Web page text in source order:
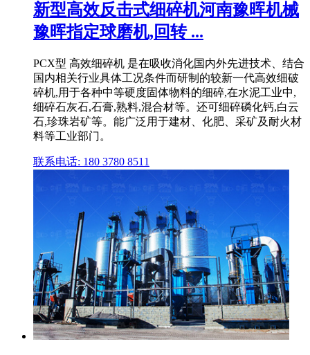
新型高效反击式细碎机河南豫晖机械
豫晖指定球磨机,回转 ...
PCX型 高效细碎机 是在吸收消化国内外先进技术、结合
国内相关行业具体工况条件而研制的较新一代高效细破
碎机,用于各种中等硬度固体物料的细碎,在水泥工业中,
细碎石灰石,石膏,熟料,混合材等。还可细碎磷化钙,白云
石,珍珠岩矿等。能广泛用于建材、化肥、采矿及耐火材
料等工业部门。
联系电话: 180 3780 8511